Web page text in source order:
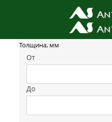
Фильтр товаров
Толщина, мм
От
До